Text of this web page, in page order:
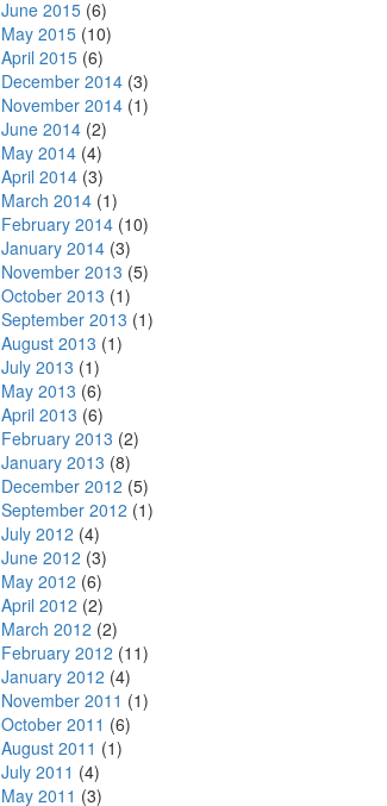
June 2015(6)
May 2015(10)
April 2015(6)
December 2014(3)
November 2014(1)
June 2014(2)
May 2014(4)
April 2014(3)
March 2014(1)
February 2014(10)
January 2014(3)
November 2013 (5)
October 2013 (1)
September 2013 (1)
August 2013 (1)
July 2013 (1)
May 2013 (6)
April 2013 (6)
February 2013 (2)
January 2013 (8)
December 2012 (5)
September 2012 (1)
July 2012 (4)
June 2012 (3)
May 2012 (6)
April 2012 (2)
March 2012 (2)
February 2012 (11)
January 2012 (4)
November 2011 (1)
October 2011 (6)
August 2011 (1)
July 2011 (4)
May 2011 (3)